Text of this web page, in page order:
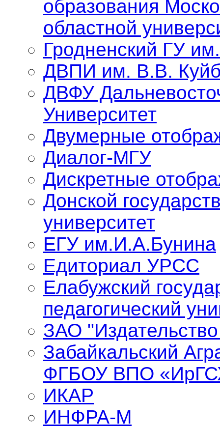
образования
областной
Гродненский ГУ
ДВПИ им. В.В.
ДВФУ
Университет
Двумерные
Диалог-МГУ
Дискретные
Донской
университет
ЕГУ им.И.А.Бунина
Едиториал УРСС
Елабужский
педагогический
ЗАО
Забайкальский
ФГБОУ ВПО
ИКАР
ИНФРА-М